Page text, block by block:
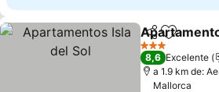
Compartir
Añadir
3 Estrellas
8,6 Excelente
a 1.9 km de:
Mallorca